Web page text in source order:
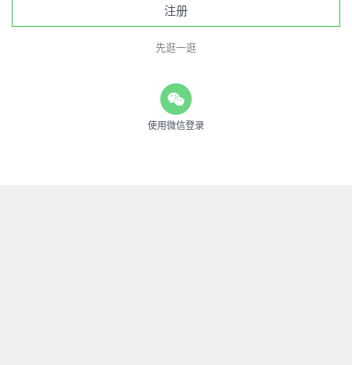
注册
先逛一逛
使用微信登录